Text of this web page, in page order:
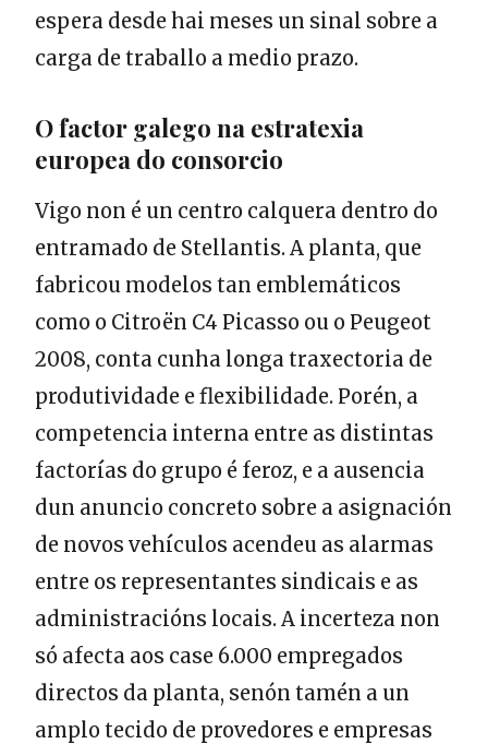
espera desde hai meses un sinal sobre a
carga de traballo a medio prazo.
O factor galego na estratexia
europea do consorcio
Vigo non é un centro calquera dentro do
entramado de Stellantis. A planta, que
fabricou modelos tan emblemáticos
como o Citroën C4 Picasso ou o Peugeot
2008, conta cunha longa traxectoria de
produtividade e flexibilidade. Porén, a
competencia interna entre as distintas
factorías do grupo é feroz, e a ausencia
dun anuncio concreto sobre a asignación
de novos vehículos acendeu as alarmas
entre os representantes sindicais e as
administracións locais. A incerteza non
só afecta aos case 6.000 empregados
directos da planta, senón tamén a un
amplo tecido de provedores e empresas